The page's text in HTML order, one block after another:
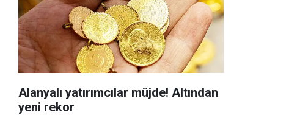
Alanyalı yatırımcılar müjde! Altından
yeni rekor